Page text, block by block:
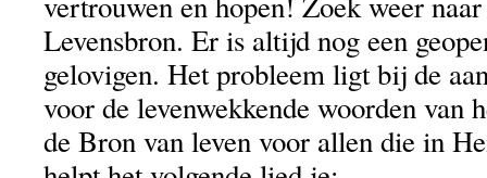
Levensbron. Er is altijd nog een
gelovigen. Het probleem ligt bij de
voor de levenwekkende woorden van
de Bron van leven voor allen die in